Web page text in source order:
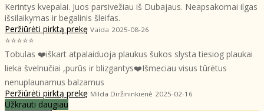
Kerintys kvepalai. Juos parsivežiau iš Dubajaus. Neapsakomai ilgas
išsilaikymas ir begalinis šleifas.
Peržiūrėti pirktą prekę Vaida 2025-08-26
⭐⭐⭐⭐⭐
Tobulas ❤️iškart atpalaiduoja plaukus šukos slysta tiesiog plaukai
lieka švelnučiai ,purūs ir blizgantys❤️Išmeciau visus tūrėtus
nenuplaunamus balzamus
Peržiūrėti pirktą prekę Milda Diržininkienė 2025-02-16
Užkrauti daugiau